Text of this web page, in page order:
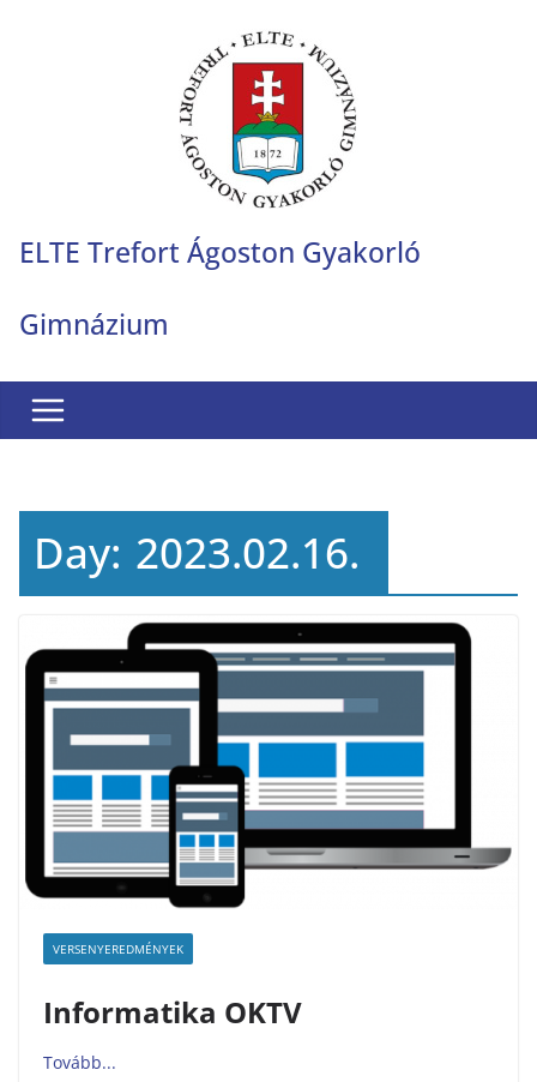
ELTE Trefort Ágoston Gyakorló
Gimnázium
Day: 2023.02.16.
VERSENYEREDMÉNYEK
Informatika OKTV